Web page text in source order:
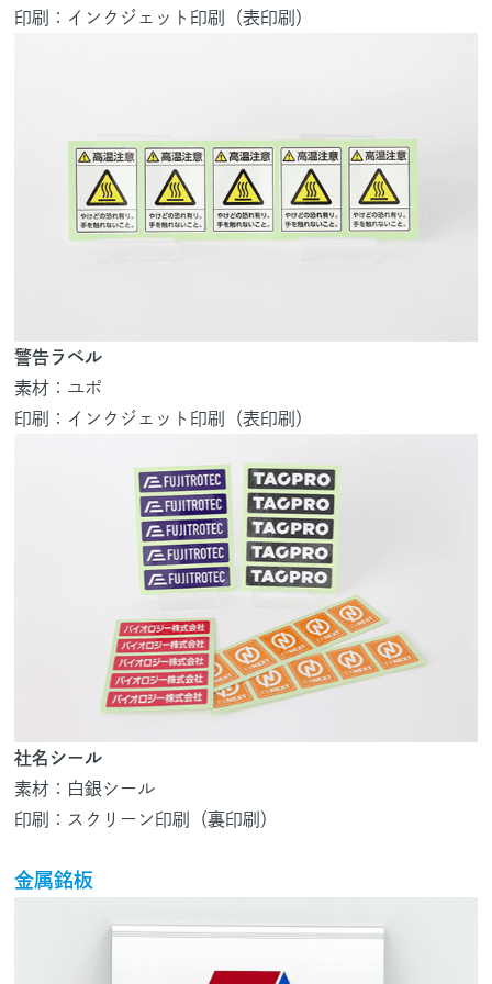
印刷：インクジェット印刷（表印刷）
警告ラベル
素材：ユポ
印刷：インクジェット印刷（表印刷）
社名シール
素材：白銀シール
印刷：スクリーン印刷（裏印刷）
金属銘板